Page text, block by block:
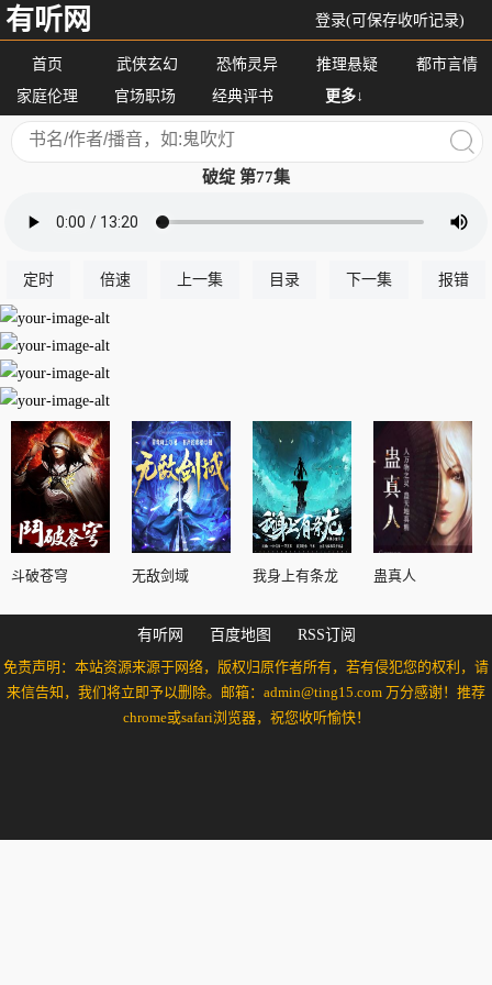
有听网 登录(可保存收听记录)
首页 武侠玄幻 恐怖灵异 推理悬疑
都市言情
家庭伦理
官场职场 经典评书 更多↓
破绽 第77集
定时 倍速 上一集 目录 下一集 报错
斗破苍穹 无敌剑域 我身上有条龙 蛊真人
有听网 百度地图
RSS订阅
免责声明：本站资源来源于网络，版权归原作者所有，若有侵犯您的权利，请
来信告知，我们将立即予以删除。邮箱：admin@ting15.com 万分感谢！推荐
chrome或safari浏览器，祝您收听愉快！